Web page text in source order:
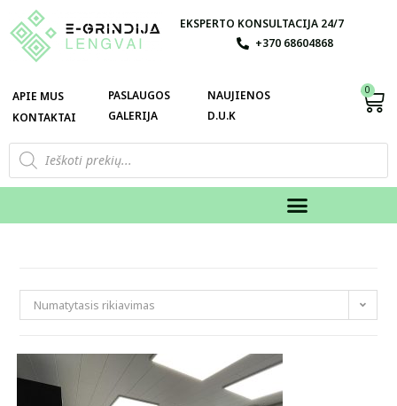
EKSPERTO KONSULTACIJA 24/7
+370 68604868
APIE MUS
KONTAKTAI
PASLAUGOS
GALERIJA
NAUJIENOS
D.U.K
0
Numatytasis rikiavimas